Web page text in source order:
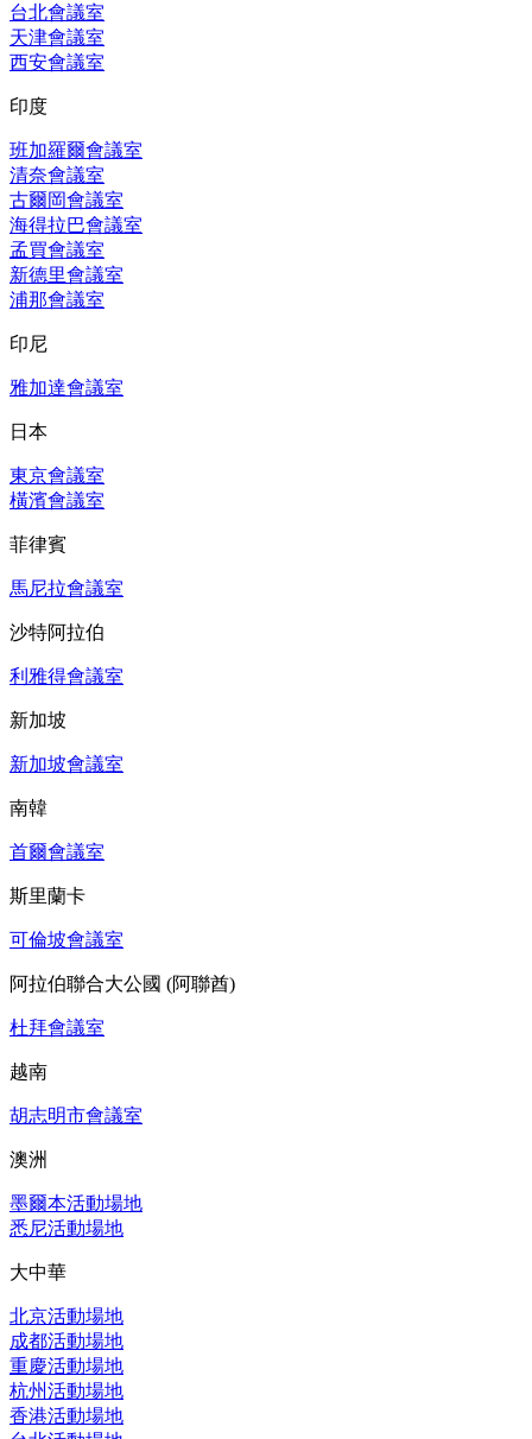
台北會議室
天津會議室
西安會議室
印度
班加羅爾會議室
清奈會議室
古爾岡會議室
海得拉巴會議室
孟買會議室
新德里會議室
浦那會議室
印尼
雅加達會議室
日本
東京會議室
橫濱會議室
菲律賓
馬尼拉會議室
沙特阿拉伯
利雅得會議室
新加坡
新加坡會議室
南韓
首爾會議室
斯里蘭卡
可倫坡會議室
阿拉伯聯合大公國 (阿聯酋)
杜拜會議室
越南
胡志明市會議室
澳洲
墨爾本活動場地
悉尼活動場地
大中華
北京活動場地
成都活動場地
重慶活動場地
杭州活動場地
香港活動場地